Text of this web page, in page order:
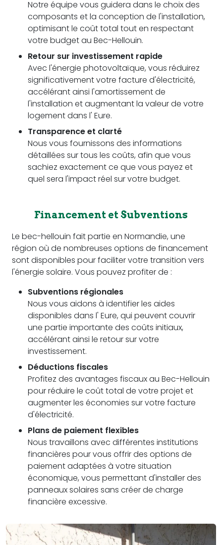
Notre équipe vous guidera dans le choix des
composants et la conception de l'installation,
optimisant le coût total tout en respectant
votre budget au Bec-Hellouin.
Retour sur investissement rapide
Avec l'énergie photovoltaïque, vous réduirez
significativement votre facture d'électricité,
accélérant ainsi l'amortissement de
l'installation et augmentant la valeur de votre
logement dans l' Eure.
Transparence et clarté
Nous vous fournissons des informations
détaillées sur tous les coûts, afin que vous
sachiez exactement ce que vous payez et
quel sera l'impact réel sur votre budget.
Financement et Subventions
Le bec-hellouin fait partie en Normandie, une
région où de nombreuses options de financement
sont disponibles pour faciliter votre transition vers
l'énergie solaire. Vous pouvez profiter de :
Subventions régionales
Nous vous aidons à identifier les aides
disponibles dans l' Eure, qui peuvent couvrir
une partie importante des coûts initiaux,
accélérant ainsi le retour sur votre
investissement.
Déductions fiscales
Profitez des avantages fiscaux au Bec-Hellouin
pour réduire le coût total de votre projet et
augmenter les économies sur votre facture
d'électricité.
Plans de paiement flexibles
Nous travaillons avec différentes institutions
financières pour vous offrir des options de
paiement adaptées à votre situation
économique, vous permettant d'installer des
panneaux solaires sans créer de charge
financière excessive.